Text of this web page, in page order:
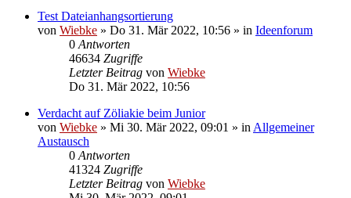
Test Dateianhangsortierung
von Wiebke » Do 31. Mär 2022, 10:56 » in Ideenforum
0Antworten
46634 Zugriffe
Letzter Beitrag von Wiebke
Do 31. Mär 2022, 10:56
Verdacht auf Zöliakie beim Junior
von Wiebke » Mi 30. Mär 2022, 09:01 » inAllgemeiner
Austausch
0Antworten
41324 Zugriffe
Letzter Beitrag von Wiebke